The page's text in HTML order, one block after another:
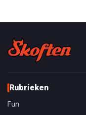
Rubrieken
Fun